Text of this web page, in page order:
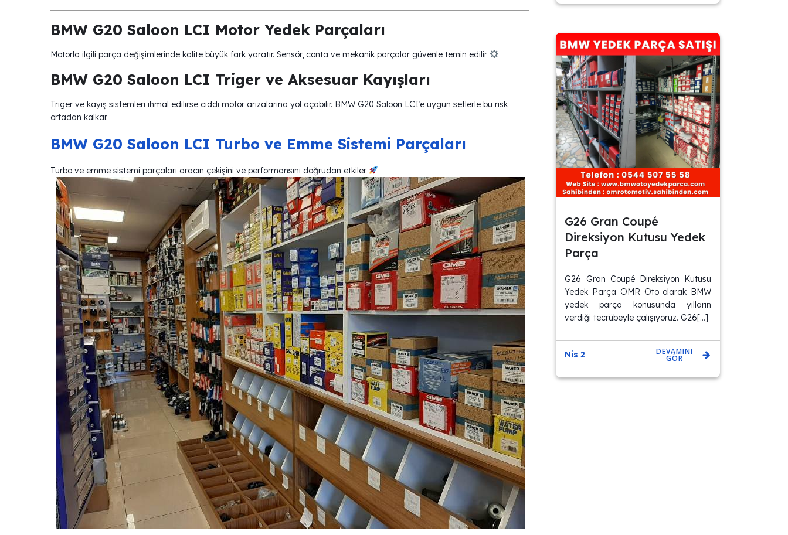
BMW G20 Saloon LCI Motor Yedek Parçaları
Motorla ilgili parça değişimlerinde kalite büyük fark yaratır. Sensör, conta ve mekanik parçalar güvenle temin edilir
BMW G20 Saloon LCI Triger ve Aksesuar Kayışları
Triger ve kayış sistemleri ihmal edilirse ciddi motor arızalarına yol açabilir. BMW G20 Saloon LCI’e uygun setlerle bu risk
ortadan kalkar.
BMW G20 Saloon LCI Turbo ve Emme Sistemi Parçaları
Turbo ve emme sistemi parçaları aracın çekişini ve performansını doğrudan etkiler
G26 Gran Coupé
Direksiyon Kutusu Yedek
Parça
G26 Gran Coupé Direksiyon Kutusu
Yedek Parça OMR Oto olarak BMW
yedek parça konusunda yılların
verdiği tecrübeyle çalışıyoruz. G26[…]
Nis 2 DEVAMINI
GÖR